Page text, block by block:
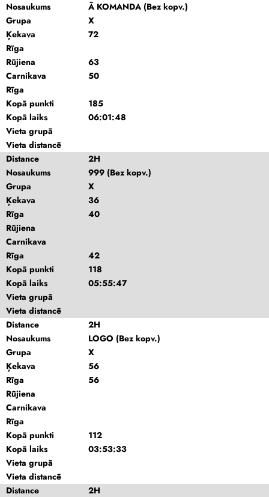
Nosaukums
Ā KOMANDA (Bez kopv.)
Grupa
X
Ķekava
72
Rīga
Rūjiena
63
Carnikava
50
Rīga
Kopā punkti
185
Kopā laiks
06:01:48
Vieta grupā
Vieta distancē
Distance
2H
Nosaukums
999 (Bez kopv.)
Grupa
X
Ķekava
36
Rīga
40
Rūjiena
Carnikava
Rīga
42
Kopā punkti
118
Kopā laiks
05:55:47
Vieta grupā
Vieta distancē
Distance
2H
Nosaukums
LOGO (Bez kopv.)
Grupa
X
Ķekava
56
Rīga
56
Rūjiena
Carnikava
Rīga
Kopā punkti
112
Kopā laiks
03:53:33
Vieta grupā
Vieta distancē
Distance
2H